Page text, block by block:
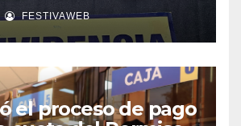
FESTIVAWEB
el proceso de pago